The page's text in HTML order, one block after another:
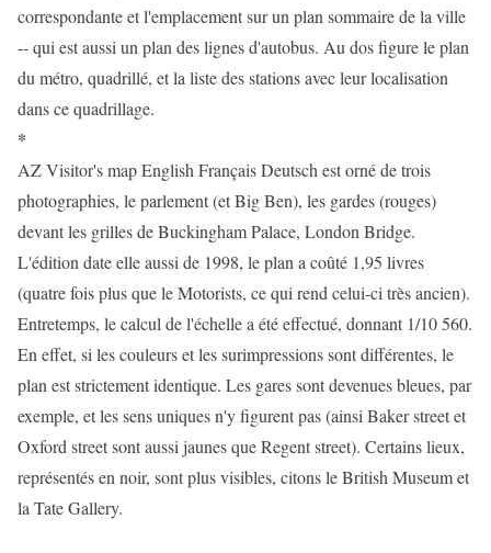
correspondante et l'emplacement sur un plan sommaire de la ville
-- qui est aussi un plan des lignes d'autobus. Au dos figure le plan
du métro, quadrillé, et la liste des stations avec leur localisation
dans ce quadrillage.
*
AZ Visitor's map English Français Deutsch est orné de trois
photographies, le parlement (et Big Ben), les gardes (rouges)
devant les grilles de Buckingham Palace, London Bridge.
L'édition date elle aussi de 1998, le plan a coûté 1,95 livres
(quatre fois plus que le Motorists, ce qui rend celui-ci très ancien).
Entretemps, le calcul de l'échelle a été effectué, donnant 1/10 560.
En effet, si les couleurs et les surimpressions sont différentes, le
plan est strictement identique. Les gares sont devenues bleues, par
exemple, et les sens uniques n'y figurent pas (ainsi Baker street et
Oxford street sont aussi jaunes que Regent street). Certains lieux,
représentés en noir, sont plus visibles, citons le British Museum et
la Tate Gallery.